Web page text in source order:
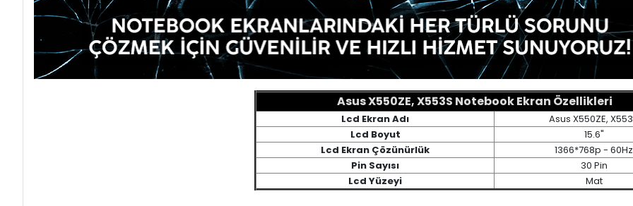
Asus X550ZE, X553S Notebook Ekran Özellikleri
Lcd Ekran Adı
Asus X550ZE,
Lcd Boyut
15.6"
Lcd Ekran Çözünürlük
1366*768p - 60Hz
Pin Sayısı
30 Pin
Lcd Yüzeyi
Mat